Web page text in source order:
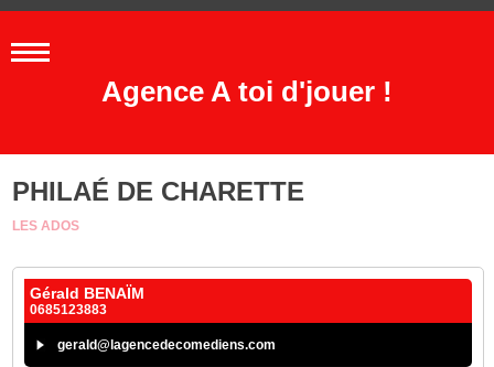
Agence A toi d'jouer !
PHILAÉ DE CHARETTE
LES ADOS
Gérald BENAÏM
0685123883
gerald@lagencedecomediens.com